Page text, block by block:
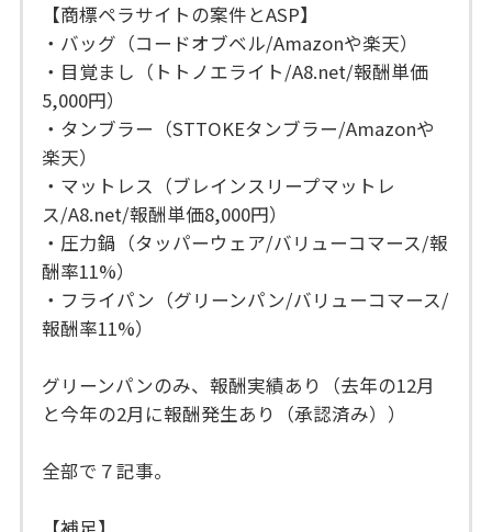
【商標ペラサイトの案件とASP】
・バッグ（コードオブベル/Amazonや楽天）
・目覚まし（トトノエライト/A8.net/報酬単価
5,000円）
・タンブラー（STTOKEタンブラー/Amazonや
楽天）
・マットレス（ブレインスリープマットレ
ス/A8.net/報酬単価8,000円）
・圧力鍋（タッパーウェア/バリューコマース/報
酬率11%）
・フライパン（グリーンパン/バリューコマース/
報酬率11%）
グリーンパンのみ、報酬実績あり（去年の12月
と今年の2月に報酬発生あり（承認済み））
全部で７記事。